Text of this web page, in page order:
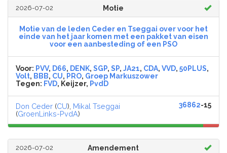
2026-07-02 Motie
Motie van de leden Ceder en Tseggai over voor het
einde van het jaar komen met een pakket van eisen
voor een aanbesteding of een PSO
Voor: PVV, D66, DENK, SGP, SP, JA21, CDA, VVD, 50PLUS,
Volt, BBB, CU, PRO, Groep Markuszower
Tegen: FVD, Keijzer, PvdD
Don Ceder (CU), Mikal Tseggai
(GroenLinks-PvdA)
36862-15
2026-07-02 Amendement